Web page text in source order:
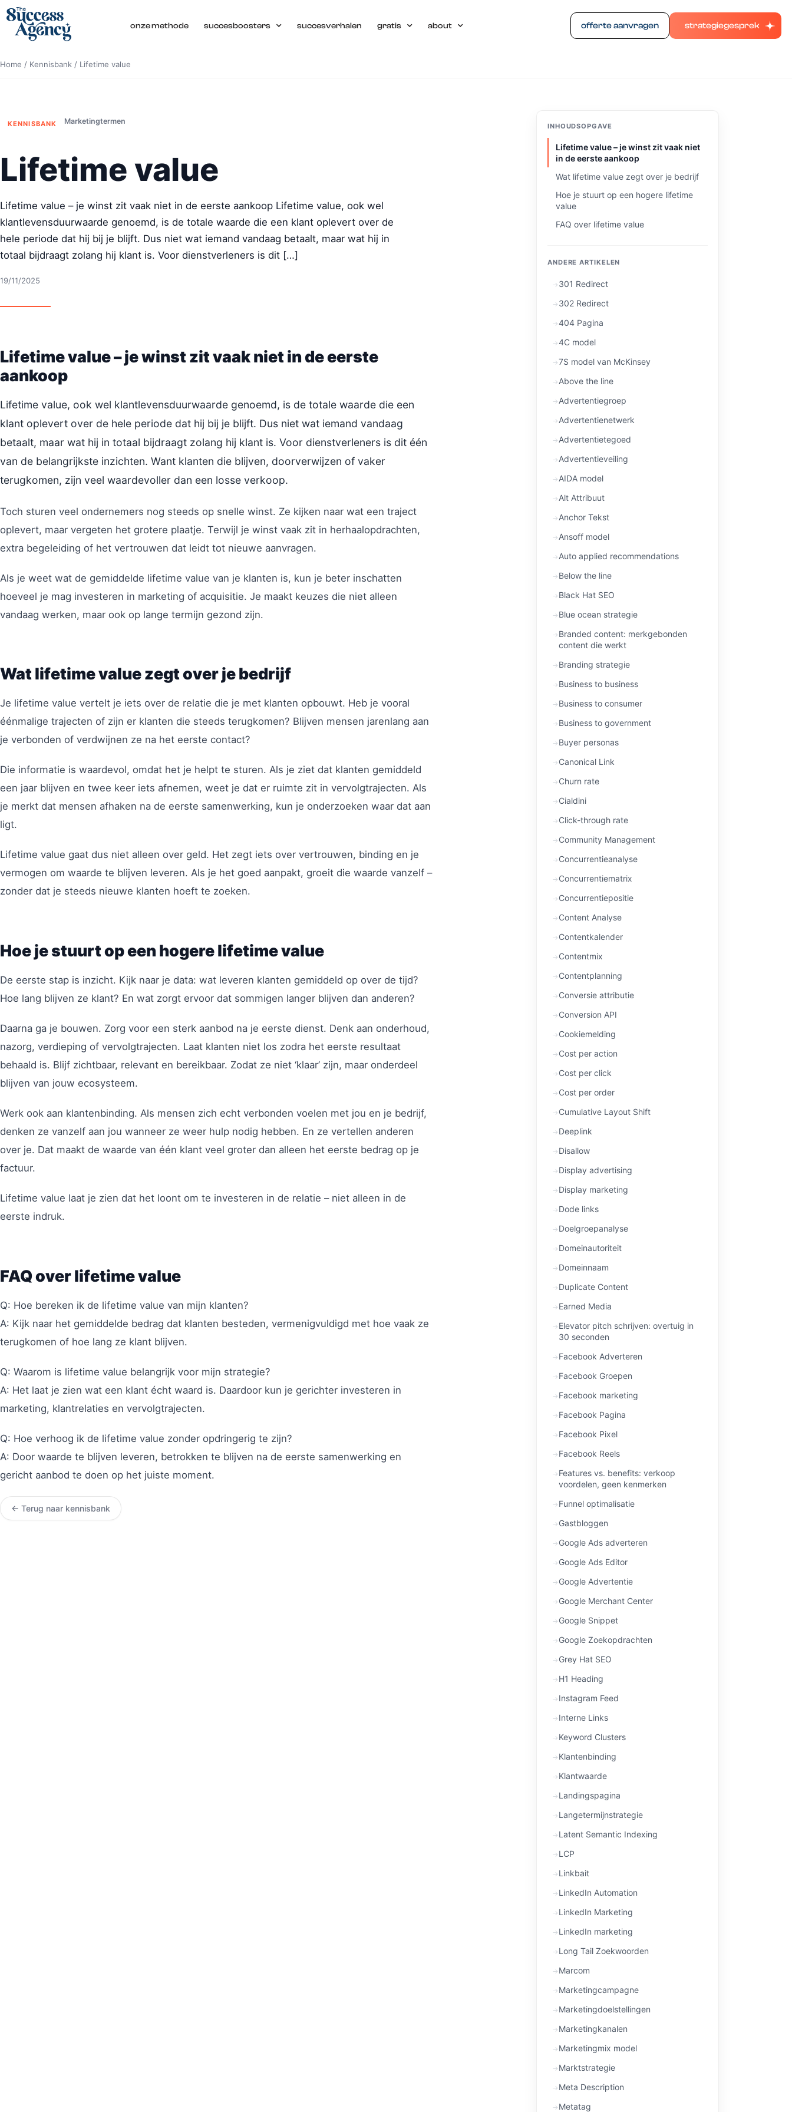
onze methode succesboosters succesverhalen gratis about offerte aanvragen strategiegesprek
Home / Kennisbank / Lifetime value
KENNISBANK Marketingtermen
Lifetime value
Lifetime value – je winst zit vaak niet in de eerste aankoop Lifetime value, ook wel
klantlevensduurwaarde genoemd, is de totale waarde die een klant oplevert over de
hele periode dat hij bij je blijft. Dus niet wat iemand vandaag betaalt, maar wat hij in
totaal bijdraagt zolang hij klant is. Voor dienstverleners is dit […]
19/11/2025
Lifetime value – je winst zit vaak niet in de eerste
aankoop
Lifetime value, ook wel klantlevensduurwaarde genoemd, is de totale waarde die een
klant oplevert over de hele periode dat hij bij je blijft. Dus niet wat iemand vandaag
betaalt, maar wat hij in totaal bijdraagt zolang hij klant is. Voor dienstverleners is dit één
van de belangrijkste inzichten. Want klanten die blijven, doorverwijzen of vaker
terugkomen, zijn veel waardevoller dan een losse verkoop.
Toch sturen veel ondernemers nog steeds op snelle winst. Ze kijken naar wat een traject
oplevert, maar vergeten het grotere plaatje. Terwijl je winst vaak zit in herhaalopdrachten,
extra begeleiding of het vertrouwen dat leidt tot nieuwe aanvragen.
Als je weet wat de gemiddelde lifetime value van je klanten is, kun je beter inschatten
hoeveel je mag investeren in marketing of acquisitie. Je maakt keuzes die niet alleen
vandaag werken, maar ook op lange termijn gezond zijn.
Wat lifetime value zegt over je bedrijf
Je lifetime value vertelt je iets over de relatie die je met klanten opbouwt. Heb je vooral
éénmalige trajecten of zijn er klanten die steeds terugkomen? Blijven mensen jarenlang aan
je verbonden of verdwijnen ze na het eerste contact?
Die informatie is waardevol, omdat het je helpt te sturen. Als je ziet dat klanten gemiddeld
een jaar blijven en twee keer iets afnemen, weet je dat er ruimte zit in vervolgtrajecten. Als
je merkt dat mensen afhaken na de eerste samenwerking, kun je onderzoeken waar dat aan
ligt.
Lifetime value gaat dus niet alleen over geld. Het zegt iets over vertrouwen, binding en je
vermogen om waarde te blijven leveren. Als je het goed aanpakt, groeit die waarde vanzelf –
zonder dat je steeds nieuwe klanten hoeft te zoeken.
Hoe je stuurt op een hogere lifetime value
De eerste stap is inzicht. Kijk naar je data: wat leveren klanten gemiddeld op over de tijd?
Hoe lang blijven ze klant? En wat zorgt ervoor dat sommigen langer blijven dan anderen?
Daarna ga je bouwen. Zorg voor een sterk aanbod na je eerste dienst. Denk aan onderhoud,
nazorg, verdieping of vervolgtrajecten. Laat klanten niet los zodra het eerste resultaat
behaald is. Blijf zichtbaar, relevant en bereikbaar. Zodat ze niet ‘klaar’ zijn, maar onderdeel
blijven van jouw ecosysteem.
Werk ook aan klantenbinding. Als mensen zich echt verbonden voelen met jou en je bedrijf,
denken ze vanzelf aan jou wanneer ze weer hulp nodig hebben. En ze vertellen anderen
over je. Dat maakt de waarde van één klant veel groter dan alleen het eerste bedrag op je
factuur.
Lifetime value laat je zien dat het loont om te investeren in de relatie – niet alleen in de
eerste indruk.
FAQ over lifetime value
Q: Hoe bereken ik de lifetime value van mijn klanten?
A: Kijk naar het gemiddelde bedrag dat klanten besteden, vermenigvuldigd met hoe vaak ze
terugkomen of hoe lang ze klant blijven.
Q: Waarom is lifetime value belangrijk voor mijn strategie?
A: Het laat je zien wat een klant écht waard is. Daardoor kun je gerichter investeren in
marketing, klantrelaties en vervolgtrajecten.
Q: Hoe verhoog ik de lifetime value zonder opdringerig te zijn?
A: Door waarde te blijven leveren, betrokken te blijven na de eerste samenwerking en
gericht aanbod te doen op het juiste moment.
← Terug naar kennisbank
INHOUDSOPGAVE
Lifetime value – je winst zit vaak niet
in de eerste aankoop
Wat lifetime value zegt over je bedrijf
Hoe je stuurt op een hogere lifetime
value
FAQ over lifetime value
ANDERE ARTIKELEN
301 Redirect
302 Redirect
404 Pagina
4C model
7S model van McKinsey
Above the line
Advertentiegroep
Advertentienetwerk
Advertentietegoed
Advertentieveiling
AIDA model
Alt Attribuut
Anchor Tekst
Ansoff model
Auto applied recommendations
Below the line
Black Hat SEO
Blue ocean strategie
Branded content: merkgebonden
content die werkt
Branding strategie
Business to business
Business to consumer
Business to government
Buyer personas
Canonical Link
Churn rate
Cialdini
Click-through rate
Community Management
Concurrentieanalyse
Concurrentiematrix
Concurrentiepositie
Content Analyse
Contentkalender
Contentmix
Contentplanning
Conversie attributie
Conversion API
Cookiemelding
Cost per action
Cost per click
Cost per order
Cumulative Layout Shift
Deeplink
Disallow
Display advertising
Display marketing
Dode links
Doelgroepanalyse
Domeinautoriteit
Domeinnaam
Duplicate Content
Earned Media
Elevator pitch schrijven: overtuig in
30 seconden
Facebook Adverteren
Facebook Groepen
Facebook marketing
Facebook Pagina
Facebook Pixel
Facebook Reels
Features vs. benefits: verkoop
voordelen, geen kenmerken
Funnel optimalisatie
Gastbloggen
Google Ads adverteren
Google Ads Editor
Google Advertentie
Google Merchant Center
Google Snippet
Google Zoekopdrachten
Grey Hat SEO
H1 Heading
Instagram Feed
Interne Links
Keyword Clusters
Klantenbinding
Klantwaarde
Landingspagina
Langetermijnstrategie
Latent Semantic Indexing
LCP
Linkbait
LinkedIn Automation
LinkedIn Marketing
LinkedIn marketing
Long Tail Zoekwoorden
Marcom
Marketingcampagne
Marketingdoelstellingen
Marketingkanalen
Marketingmix model
Marktstrategie
Meta Description
Metatag